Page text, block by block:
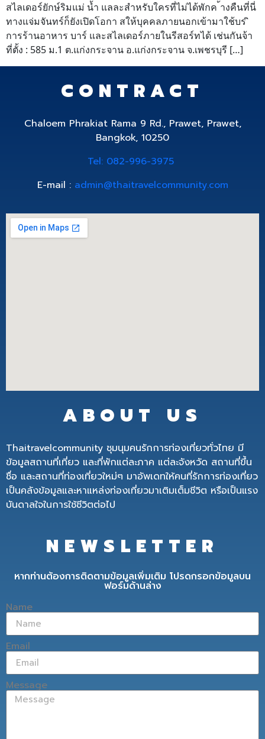
สไลเดอร์ยักษ์ริมแม่ น้ำ แลละสำหรับใครที่ไม่ได้พักค ้างคืนที่นี่
ทางแจ่มจันทร์ก็ยังเปิดโอกา สให้บุคคลภายนอกเข้ามาใช้บร ิ
การร้านอาหาร บาร์ และสไลเดอร์ภายในรีสอร์ทได้ เช่นกันจ้า
ที่ตั้ง : 585 ม.1 ต.แก่งกระจาน อ.แก่งกระจาน จ.เพชรบุรี […]
CONTRACT
Chaloem Phrakiat Rama 9 Rd., Prawet, Prawet,
Bangkok, 10250
Tel: 082-996-3975
E-mail : admin@thaitravelcommunity.com
ABOUT US
Thaitravelcommunity ชุมนุมคนรักการท่องเที่ยวทั่วไทย มี
ข้อมูลสถานที่เที่ยว และที่พักแต่ละภาค แต่ละจังหวัด สถานที่ขึ้น
ชื่อ และสถานที่ท่องเที่ยวใหม่ๆ มาอัพเดทให้คนที่รักการท่องเที่ยว
เป็นคลังข้อมูลและหาแหล่งท่องเที่ยวมาเติมเต็มชีวิต หรือเป็นแรง
บันดาลใจในการใช้ชีวิตต่อไป
NEWSLETTER
หากท่านต้องการติดตามข้อมูลเพิ่มเติม โปรดกรอกข้อมูลบน
ฟอร์มด้านล่าง
Name
Email
Message